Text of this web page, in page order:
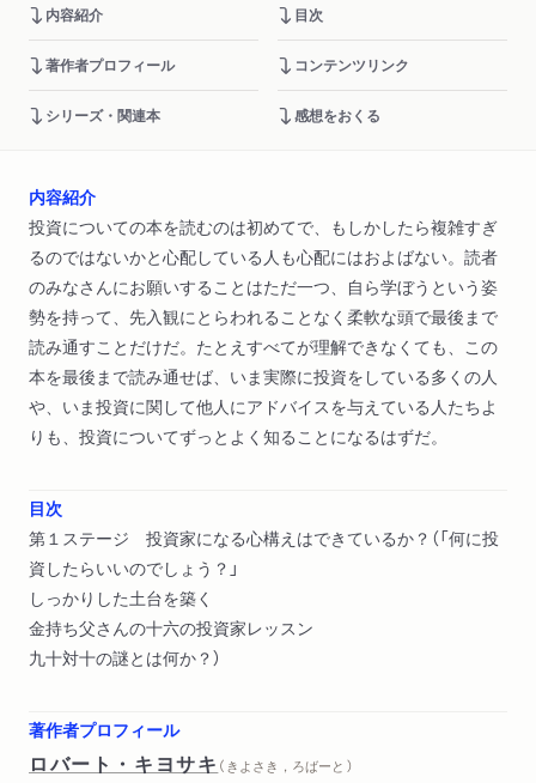
内容紹介 目次
著作者プロフィール コンテンツリンク
シリーズ・関連本 感想をおくる
内容紹介
投資についての本を読むのは初めてで、もしかしたら複雑すぎ
るのではないかと心配している人も心配にはおよばない。読者
のみなさんにお願いすることはただ一つ、自ら学ぼうという姿
勢を持って、先入観にとらわれることなく柔軟な頭で最後まで
読み通すことだけだ。たとえすべてが理解できなくても、この
本を最後まで読み通せば、いま実際に投資をしている多くの人
や、いま投資に関して他人にアドバイスを与えている人たちよ
りも、投資についてずっとよく知ることになるはずだ。
目次
第１ステージ 投資家になる心構えはできているか？（「何に投
資したらいいのでしょう？」
しっかりした土台を築く
金持ち父さんの十六の投資家レッスン
九十対十の謎とは何か？）
著作者プロフィール
ロバート・キヨサキ （ きよさき，ろばーと ）